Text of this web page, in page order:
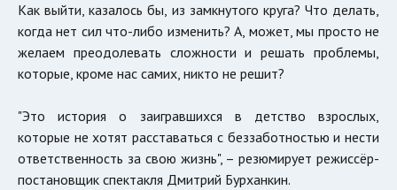
Как выйти, казалось бы, из замкнутого круга? Что делать,
когда нет сил что-либо изменить? А, может, мы просто не
желаем преодолевать сложности и решать проблемы,
которые, кроме нас самих, никто не решит?
"Это история о заигравшихся в детство взрослых,
которые не хотят расставаться с беззаботностью и нести
ответственность за свою жизнь", – резюмирует режиссёр-
постановщик спектакля Дмитрий Бурханкин.